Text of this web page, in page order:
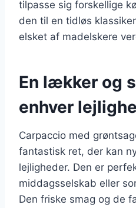
tilpasse sig forskellige
den til en tidløs
elsket af madelskere
En lækker og
enhver
Carpaccio med
fantastisk ret, der kan
lejligheder. Den er
middagsselskab eller
Den friske smag og de